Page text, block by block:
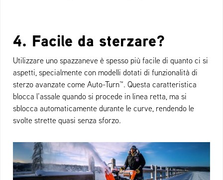
4. Facile da sterzare?
Utilizzare uno spazzaneve è spesso più facile di quanto ci si
aspetti, specialmente con modelli dotati di funzionalità di
sterzo avanzate come Auto-Turn™. Questa caratteristica
blocca l’assale quando si procede in linea retta, ma si
sblocca automaticamente durante le curve, rendendo le
svolte strette quasi senza sforzo.